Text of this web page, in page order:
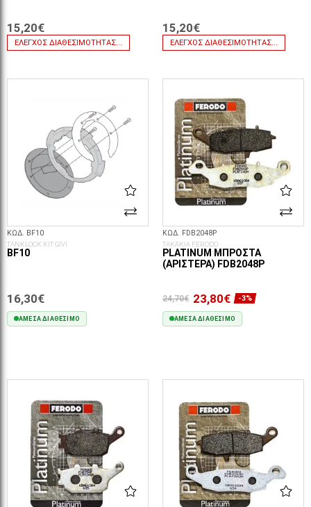
15,20€
ΈΛΕΓΧΟΣ ΔΙΑΘΕΣΙΜΌΤΗΤΑΣ...
15,20€
ΈΛΕΓΧΟΣ ΔΙΑΘΕΣΙΜΌΤΗΤΑΣ...
ΚΩΔ. BF10
TANKLOCK KIT GIVI
BF10
16,30€
ΆΜΕΣΑ ΔΙΑΘΈΣΙΜΟ
ΚΩΔ. FDB2048P
ΤΑΚΑΚΙΑ FERODO
PLATINUM ΜΠΡΟΣΤΆ
(ΑΡΙΣΤΕΡΆ) FDB2048P
24,70€ 23,80€ -3%
ΆΜΕΣΑ ΔΙΑΘΈΣΙΜΟ